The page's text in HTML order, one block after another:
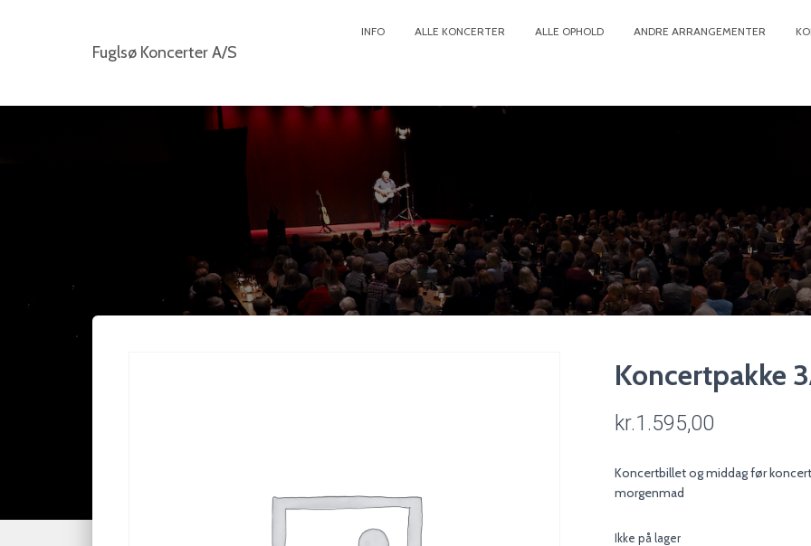
Fuglsø Koncerter A/S
INFO ALLE KONCERTER ALLE OPHOLD ANDRE ARRANGEMENTER
Koncertpakke
kr.1.595,00
Koncertbillet og middag før
morgenmad
Ikke på lager